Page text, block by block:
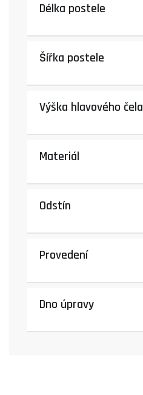
Délka postele
Šířka postele
Výška hlavového čela
Materiál
Odstín
Provedení
Dno úpravy